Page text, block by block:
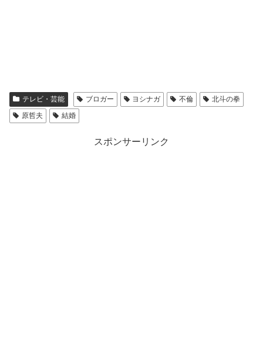
テレビ・芸能 ブロガー ヨシナガ 不倫
北斗の拳
原哲夫
結婚
スポンサーリンク